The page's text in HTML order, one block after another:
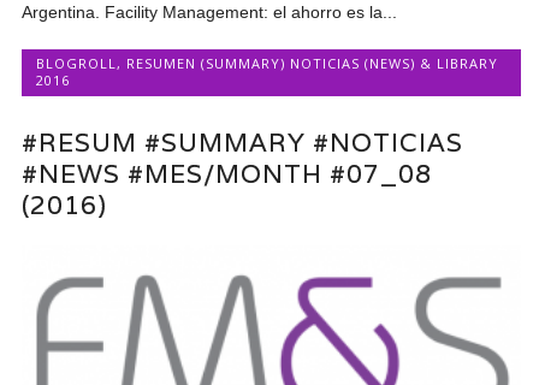
Argentina. Facility Management: el ahorro es la...
BLOGROLL , RESUMEN (SUMMARY) NOTICIAS (NEWS) & LIBRARY
2016
#RESUM #SUMMARY #NOTICIAS
#NEWS #MES/MONTH #07_08
(2016)